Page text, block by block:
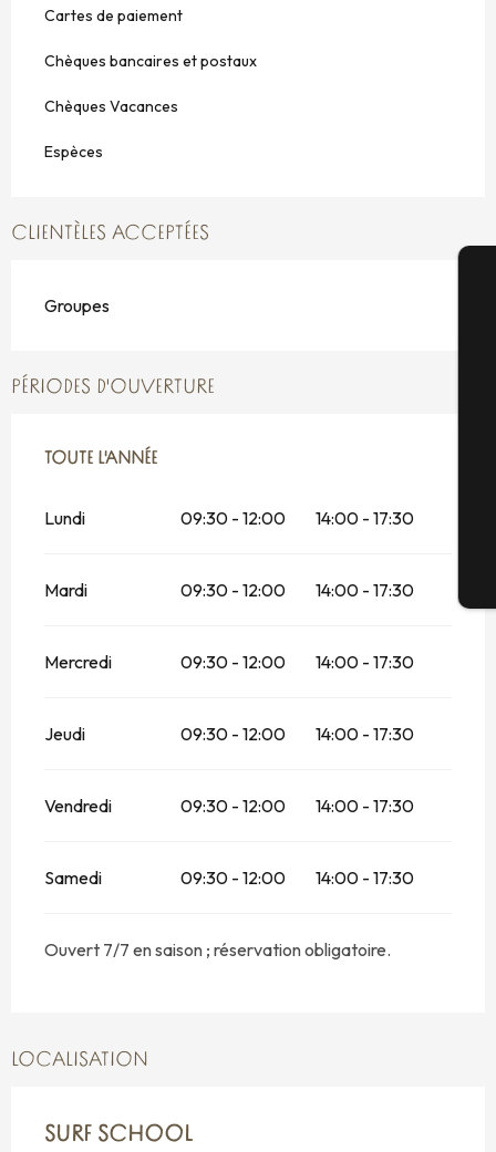
Cartes de paiement
Chèques bancaires et postaux
Chèques Vacances
Espèces
CLIENTÈLES ACCEPTÉES
Groupes
PÉRIODES D'OUVERTURE
TOUTE L'ANNÉE
TOUTE L'ANNÉE
Lundi 09:30 - 12:00 14:00 - 17:30
Mardi 09:30 - 12:00 14:00 - 17:30
Mercredi 09:30 - 12:00 14:00 - 17:30
Jeudi 09:30 - 12:00 14:00 - 17:30
Vendredi 09:30 - 12:00 14:00 - 17:30
Samedi 09:30 - 12:00 14:00 - 17:30
Ouvert 7/7 en saison ; réservation obligatoire.
LOCALISATION
SURF SCHOOL